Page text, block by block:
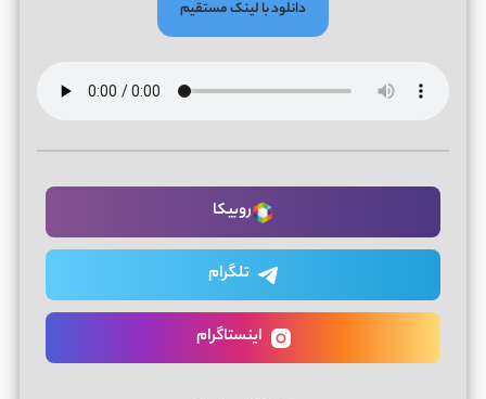
دانلود با لینک مستقیم
روبیکا
تلگرام
اینستاگرام